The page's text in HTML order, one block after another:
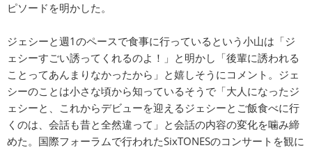
ピソードを明かした。
ジェシーと週1のペースで食事に行っているという小山は「ジ
ェシーすごい誘ってくれるのよ！」と明かし「後輩に誘われる
ことってあんまりなかったから」と嬉しそうにコメント。ジェ
シーのことは小さな頃から知っているそうで「大人になったジ
ェシーと、これからデビューを迎えるジェシーとご飯食べに行
くのは、会話も昔と全然違って」と会話の内容の変化を噛み締
めた。国際フォーラムで行われたSixTONESのコンサートを観に